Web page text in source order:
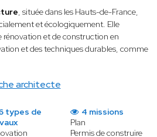
architecte
, située dans les Hauts-de-France,
et écologiquement. Elle
rénovation et de construction en
et des techniques durables, comme
types de
4 missions
Plan
Permis de construire